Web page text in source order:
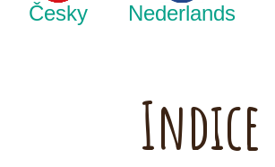
Česky Nederlands
Indice